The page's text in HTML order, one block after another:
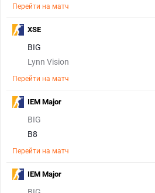
Перейти на матч
BIG
Lynn Vision
Перейти на матч
XSE
BIG
B8
Перейти на матч
IEM Major
IEM Major